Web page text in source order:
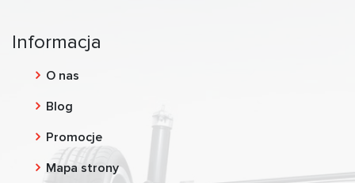
Informacja
O nas
Blog
Promocje
Mapa strony